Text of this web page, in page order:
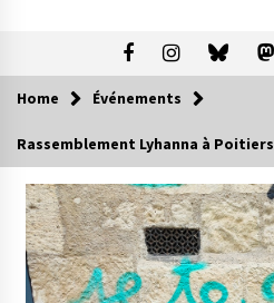
Home Événements
Rassemblement Lyhanna à Poitiers